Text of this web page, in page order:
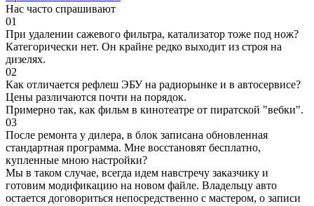
Нас часто спрашивают
01
При удалении сажевого фильтра, катализатор тоже под нож?
Категорически нет. Он крайне редко выходит из строя на
дизелях.
02
Как отличается рефлеш ЭБУ на радиорынке и в автосервисе?
Цены различаются почти на порядок.
Примерно так, как фильм в кинотеатре от пиратской "вебки".
03
После ремонта у дилера, в блок записана обновленная
стандартная программа. Мне восстановят бесплатно,
купленные мною настройки?
Мы в таком случае, всегда идем навстречу заказчику и
готовим модификацию на новом файле. Владельцу авто
остается договориться непосредственно с мастером, о записи